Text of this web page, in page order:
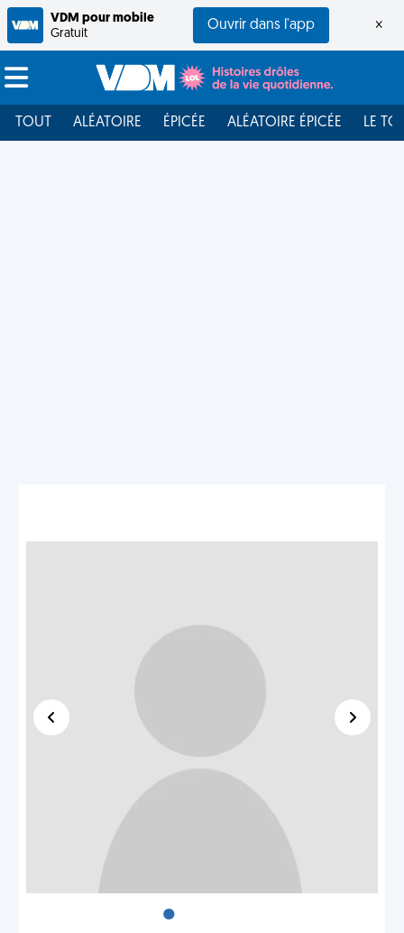
VDM pour mobile
Gratuit
Ouvrir dans l'app ×
TOUT ALÉATOIRE ÉPICÉE ALÉATOIRE ÉPICÉE LE
•